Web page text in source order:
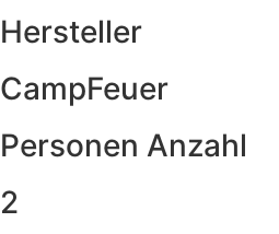
Hersteller
CampFeuer
Personen Anzahl
2